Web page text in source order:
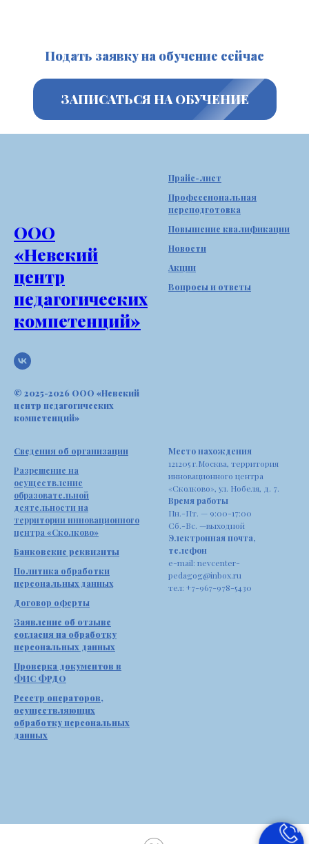
Подать заявку на обучение сейчас
ЗАПИСАТЬСЯ НА ОБУЧЕНИЕ
ООО
«Невский
центр
педагогических
компетенций»
© 2025-2026 ООО «Невский
центр педагогических
компетенций»
Прайс-лист
Профессиональная
переподготовка
Повышение квалификации
Новости
Акции
Вопросы и ответы
Сведения об организации
Разрешение на
осуществление
образовательной
деятельности на
территории инновационного
центра «Сколково»
Банковские реквизиты
Политика обработки
персональных данных
Договор оферты
Заявление об отзыве
согласия на обработку
персональных данных
Проверка документов в
ФИС ФРДО
Реестр операторов,
осуществляющих
обработку персональных
данных
Место нахождения
121205 г.Москва, территория
инновационного центра
«Сколково», ул. Нобеля, д. 7.
Время работы
Пн.-Пт. — 9:00-17:00
Сб.-Вс. —выходной
Электронная почта,
телефон
e-mail: nevcenter-
pedagog@inbox.ru
тел: +7-967-978-5430